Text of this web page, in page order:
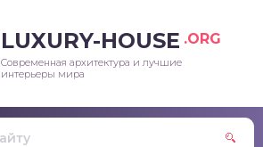
LUXURY-HOUSE .ORG
Современная архитектура и лучшие
интерьеры мира